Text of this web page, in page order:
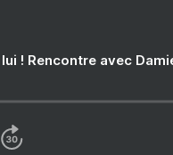
! Rencontre avec